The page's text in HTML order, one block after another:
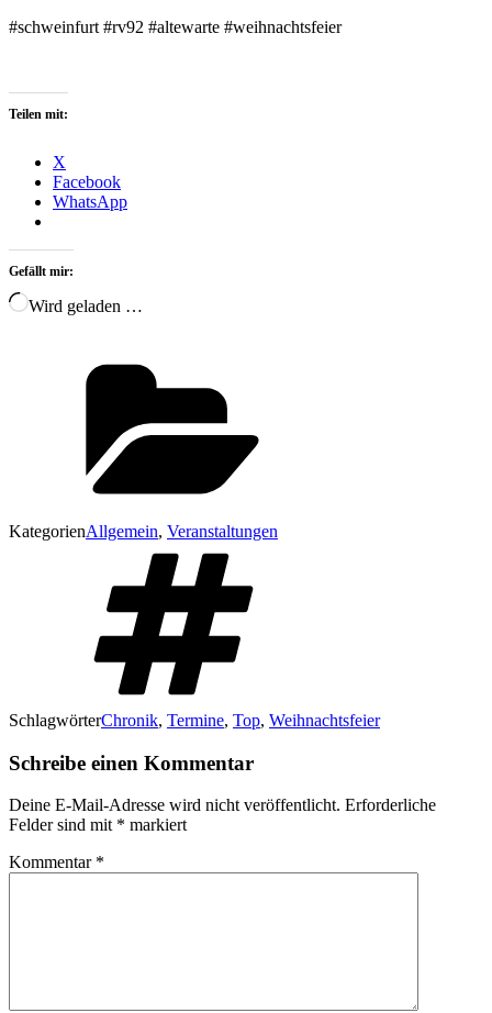
#schweinfurt #rv92 #altewarte #weihnachtsfeier
Teilen mit:
X
Facebook
WhatsApp
Gefällt mir:
Wird geladen …
KategorienAllgemein, Veranstaltungen
SchlagwörterChronik, Termine, Top, Weihnachtsfeier
Schreibe einen Kommentar
Deine E-Mail-Adresse wird nicht veröffentlicht. Erforderliche
Felder sind mit * markiert
Kommentar *